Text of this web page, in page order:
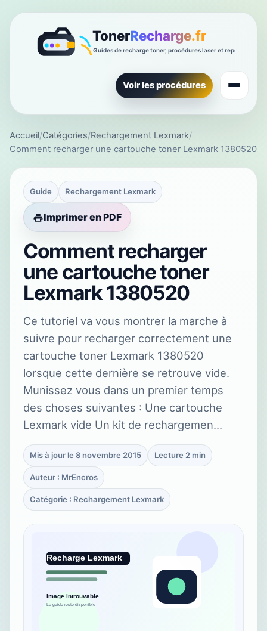
Voir les procédures
Accueil/Catégories/Rechargement Lexmark/
Comment recharger une cartouche toner Lexmark 1380520
Guide Rechargement Lexmark
Imprimer en PDF
Comment recharger
une cartouche toner
Lexmark 1380520
Ce tutoriel va vous montrer la marche à
suivre pour recharger correctement une
cartouche toner Lexmark 1380520
lorsque cette dernière se retrouve vide.
Munissez vous dans un premier temps
des choses suivantes : Une cartouche
Lexmark vide Un kit de rechargemen…
Mis à jour le 8 novembre 2015 Lecture 2 min
Auteur : MrEncros
Catégorie : Rechargement Lexmark